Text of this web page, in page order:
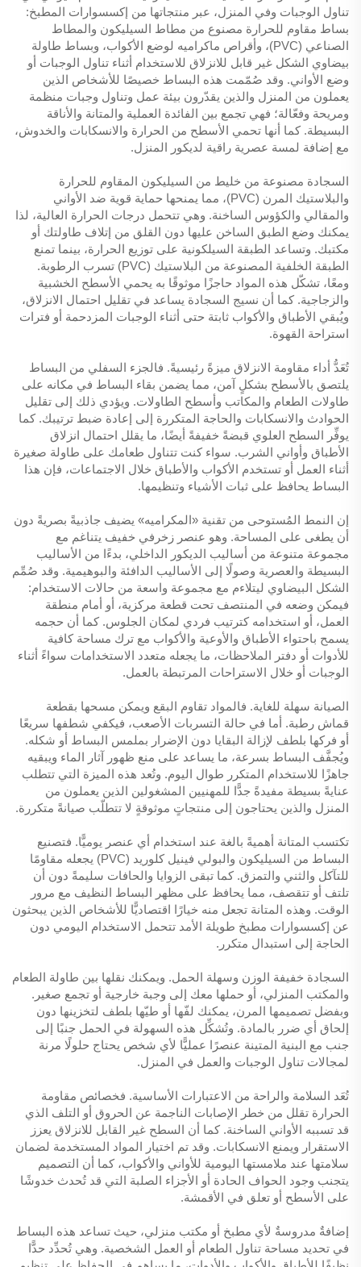
تناول الوجبات وفي المنزل، عبر منتجاتها من إكسسوارات المطبخ:
بساط مقاوم للحرارة مصنوع من مطاط السيليكون والمطاط
الصناعي (PVC)، وأقراص ماكراميه لوضع الأكواب، وبساط طاولة
بيضاوي الشكل غير قابل للانزلاق للاستخدام أثناء تناول الوجبات أو
وضع الأواني. وقد صُمّمت هذه البساط خصيصًا للأشخاص الذين
يعملون من المنزل والذين يقدّرون بيئة عمل وتناول وجبات منظمة
ومريحة وفعّالة؛ فهي تجمع بين الفائدة العملية والمتانة والأناقة
البسيطة. كما أنها تحمي الأسطح من الحرارة والانسكابات والخدوش،
مع إضافة لمسة عصرية راقية لديكور المنزل.
السجادة مصنوعة من خليط من السيليكون المقاوم للحرارة
والبلاستيك المرن (PVC)، مما يمنحها حماية قوية ضد الأواني
والمقالي والكؤوس الساخنة. وهي تتحمل درجات الحرارة العالية، لذا
يمكنك وضع الطبق الساخن عليها دون القلق من إتلاف طاولتك أو
مكتبك. وتساعد الطبقة السيلكونية على توزيع الحرارة، بينما تمنع
الطبقة الخلفية المصنوعة من البلاستيك (PVC) تسرب الرطوبة.
ومعًا، تشكّل هذه المواد حاجزًا موثوقًا به يحمي الأسطح الخشبية
والزجاجية. كما أن نسيج السجادة يساعد في تقليل احتمال الانزلاق،
ويُبقي الأطباق والأكواب ثابتة حتى أثناء الوجبات المزدحمة أو فترات
استراحة القهوة.
تُعَدُّ أداء مقاومة الانزلاق ميزةً رئيسيةً. فالجزء السفلي من البساط
يلتصق بالأسطح بشكلٍ آمن، مما يضمن بقاء البساط في مكانه على
طاولات الطعام والمكاتب وأسطح الطاولات. ويؤدي ذلك إلى تقليل
الحوادث والانسكابات والحاجة المتكررة إلى إعادة ضبط ترتيبك. كما
يوفِّر السطح العلوي قبضةً خفيفةً أيضًا، ما يقلل احتمال انزلاق
الأطباق وأواني الشرب. سواء كنت تتناول طعامك على طاولة صغيرة
أثناء العمل أو تستخدم الأكواب والأطباق خلال الاجتماعات، فإن هذا
البساط يحافظ على ثبات الأشياء وتنظيمها.
إن النمط المُستوحى من تقنية «المكراميه» يضيف جاذبيةً بصريةً دون
أن يطغى على المساحة. وهو عنصر زخرفي خفيف يتناغم مع
مجموعة متنوعة من أساليب الديكور الداخلي، بدءًا من الأساليب
البسيطة والعصرية وصولًا إلى الأساليب الدافئة والبوهيمية. وقد صُمِّم
الشكل البيضاوي ليتلاءم مع مجموعة واسعة من حالات الاستخدام:
فيمكن وضعه في المنتصف تحت قطعة مركزية، أو أمام منطقة
العمل، أو استخدامه كترتيب فردي لمكان الجلوس. كما أن حجمه
يسمح باحتواء الأطباق والأوعية والأكواب مع ترك مساحة كافية
للأدوات أو دفتر الملاحظات، ما يجعله متعدد الاستخدامات سواءً أثناء
الوجبات أو خلال الاستراحات المرتبطة بالعمل.
الصيانة سهلة للغاية. فالمواد تقاوم البقع ويمكن مسحها بقطعة
قماش رطبة. أما في حالة التسربات الأصعب، فيكفي شطفها سريعًا
أو فركها بلطف لإزالة البقايا دون الإضرار بملمس البساط أو شكله.
ويُجفَّف البساط بسرعة، ما يساعد على منع ظهور آثار الماء ويبقيه
جاهزًا للاستخدام المتكرر طوال اليوم. وتُعد هذه الميزة التي تتطلب
عنايةً بسيطة مفيدةً جدًّا للمهنيين المشغولين الذين يعملون من
المنزل والذين يحتاجون إلى منتجاتٍ موثوقةٍ لا تتطلّب صيانةً متكررة.
تكتسب المتانة أهميةً بالغة عند استخدام أي عنصر يوميًّا. فتصنيع
البساط من السيليكون والبولي فينيل كلوريد (PVC) يجعله مقاومًا
للتآكل والثني والتمزق. كما تبقى الزوايا والحافات سليمةً دون أن
تلتف أو تتقصف، مما يحافظ على مظهر البساط النظيف مع مرور
الوقت. وهذه المتانة تجعل منه خيارًا اقتصاديًّا للأشخاص الذين يبحثون
عن إكسسوارات مطبخ طويلة الأمد تتحمل الاستخدام اليومي دون
الحاجة إلى استبدال متكرر.
السجادة خفيفة الوزن وسهلة الحمل. ويمكنك نقلها بين طاولة الطعام
والمكتب المنزلي، أو حملها معك إلى وجبة خارجية أو تجمع صغير.
وبفضل تصميمها المرن، يمكنك لفّها أو طيّها بلطف لتخزينها دون
إلحاق أي ضرر بالمادة. وتُشكِّل هذه السهولة في الحمل جنبًا إلى
جنب مع البنية المتينة عنصرًا عمليًّا لأي شخص يحتاج حلولًا مرنة
لمجالات تناول الوجبات والعمل في المنزل.
تُعَد السلامة والراحة من الاعتبارات الأساسية. فخصائص مقاومة
الحرارة تقلل من خطر الإصابات الناجمة عن الحروق أو التلف الذي
قد تسببه الأواني الساخنة. كما أن السطح غير القابل للانزلاق يعزز
الاستقرار ويمنع الانسكابات. وقد تم اختيار المواد المستخدمة لضمان
سلامتها عند ملامستها اليومية للأواني والأكواب، كما أن التصميم
يتجنب وجود الحواف الحادة أو الأجزاء الصلبة التي قد تُحدث خدوشًا
على الأسطح أو تعلق في الأقمشة.
إضافةٌ مدروسةٌ لأي مطبخ أو مكتب منزلي، حيث تساعد هذه البساط
في تحديد مساحة تناول الطعام أو العمل الشخصية. وهي تُحدِّد حدًّا